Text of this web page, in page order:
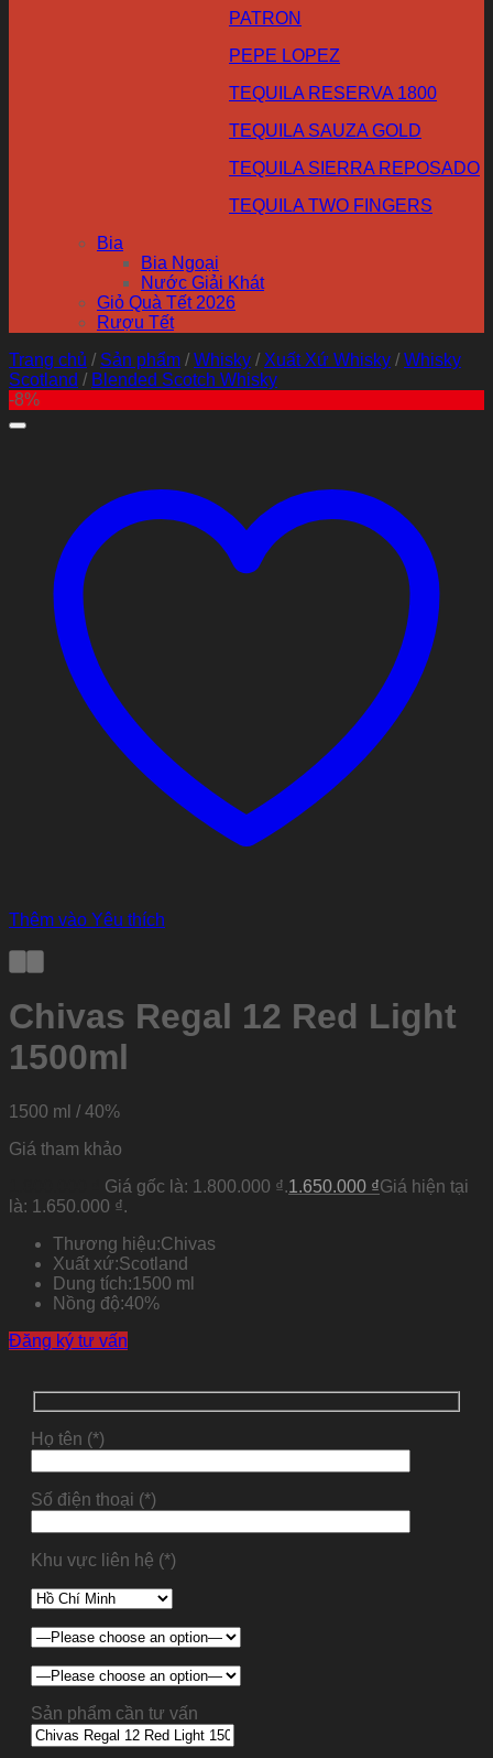
PATRON
PEPE LOPEZ
TEQUILA RESERVA 1800
TEQUILA SAUZA GOLD
TEQUILA SIERRA REPOSADO
TEQUILA TWO FINGERS
Bia
Bia Ngoại
Nước Giải Khát
Giỏ Quà Tết 2026
Rượu Tết
Trang chủ / Sản phẩm / Whisky / Xuất Xứ Whisky / Whisky
Scotland / Blended Scotch Whisky
-8%
Thêm vào Yêu thích
Chivas Regal 12 Red Light
1500ml
1500 ml / 40%
Giá tham khảo
Giá gốc là: 1.800.000 ₫.1.650.000 ₫Giá hiện tại
là: 1.650.000 ₫.
Thương hiệu:Chivas
Xuất xứ:Scotland
Dung tích:1500 ml
Nồng độ:40%
Đăng ký tư vấn
Họ tên (*)
Số điện thoại (*)
Khu vực liên hệ (*)
Sản phẩm cần tư vấn